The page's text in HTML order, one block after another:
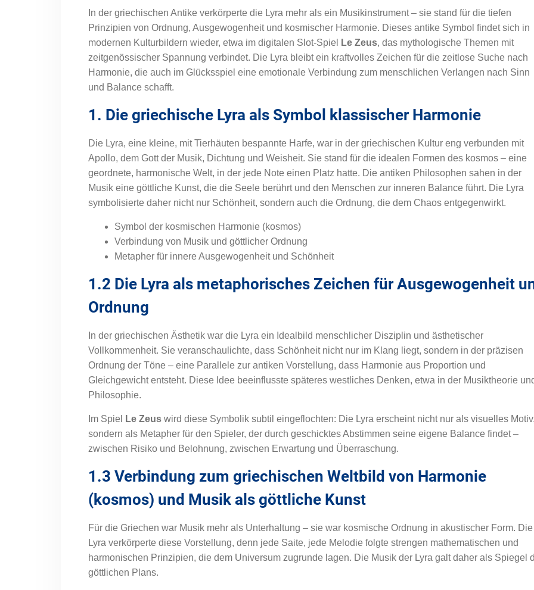
In der griechischen Antike verkörperte die Lyra mehr als ein Musikinstrument – sie stand für die tiefen
Prinzipien von Ordnung, Ausgewogenheit und kosmischer Harmonie. Dieses antike Symbol findet sich in
modernen Kulturbildern wieder, etwa im digitalen Slot-Spiel
Le Zeus, das mythologische Themen mit
zeitgenössischer Spannung verbindet. Die Lyra bleibt ein kraftvolles Zeichen für die zeitlose Suche nach
Harmonie, die auch im Glücksspiel eine emotionale Verbindung zum menschlichen Verlangen nach Sinn
und Balance schafft.
1. Die griechische Lyra als Symbol klassischer Harmonie
Die Lyra, eine kleine, mit Tierhäuten bespannte Harfe, war in der griechischen Kultur eng verbunden mit
Apollo, dem Gott der Musik, Dichtung und Weisheit. Sie stand für die idealen Formen des kosmos – eine
geordnete, harmonische Welt, in der jede Note einen Platz hatte. Die antiken Philosophen sahen in der
Musik eine göttliche Kunst, die die Seele berührt und den Menschen zur inneren Balance führt. Die Lyra
symbolisierte daher nicht nur Schönheit, sondern auch die Ordnung, die dem Chaos entgegenwirkt.
Symbol der kosmischen Harmonie (kosmos)
Verbindung von Musik und göttlicher Ordnung
Metapher für innere Ausgewogenheit und Schönheit
1.2 Die Lyra als metaphorisches Zeichen für Ausgewogenheit
Ordnung
In der griechischen Ästhetik war die Lyra ein Idealbild menschlicher Disziplin und ästhetischer
Vollkommenheit. Sie veranschaulichte, dass Schönheit nicht nur im Klang liegt, sondern in der präzisen
Ordnung der Töne – eine Parallele zur antiken Vorstellung, dass Harmonie aus Proportion und
Gleichgewicht entsteht. Diese Idee beeinflusste späteres westliches Denken, etwa in der Musiktheorie
Philosophie.
Im Spiel Le Zeus wird diese Symbolik subtil eingeflochten: Die Lyra erscheint nicht nur als visuelles Motiv,
sondern als Metapher für den Spieler, der durch geschicktes Abstimmen seine eigene Balance findet –
zwischen Risiko und Belohnung, zwischen Erwartung und Überraschung.
1.3 Verbindung zum griechischen Weltbild von Harmonie
(kosmos) und Musik als göttliche Kunst
Für die Griechen war Musik mehr als Unterhaltung – sie war kosmische Ordnung in akustischer Form. Die
Lyra verkörperte diese Vorstellung, denn jede Saite, jede Melodie folgte strengen mathematischen und
harmonischen Prinzipien, die dem Universum zugrunde lagen. Die Musik der Lyra galt daher als Spiegel
göttlichen Plans.